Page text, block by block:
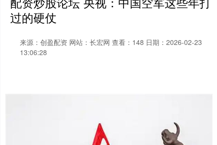
过的硬仗
来源：创盈配资 网站：长宏网 查看：148 日期：2026-02-23
13:06:28